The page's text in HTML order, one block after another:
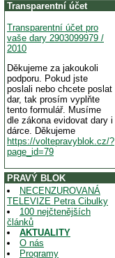
Transparentní účet
Transparentní účet pro
vaše dary 2903099979 /
2010
Děkujeme za jakoukoli
podporu. Pokud jste
poslali nebo chcete poslat
dar, tak prosím vyplňte
tento formulář. Musíme
dle zákona evidovat dary i
dárce. Děkujeme
https://voltepravyblok.cz/?
page_id=79
PRAVÝ BLOK
NECENZUROVANÁ
TELEVIZE Petra Cibulky
100 nejčtenějších
článků
AKTUALITY
O nás
Programy